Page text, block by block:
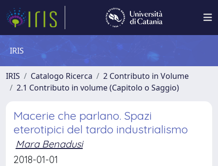
IRIS
IRIS Catalogo Ricerca
2 Contributo in Volume
2.1 Contributo in volume (Capitolo o Saggio)
Macerie che parlano. Spazi
eterotipici del tardo industrialismo
Mara Benadusi
2018-01-01